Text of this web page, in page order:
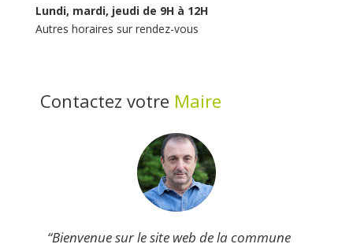
Lundi, mardi, jeudi de 9H à 12H
Autres horaires sur rendez-vous
Contactez votre Maire
“Bienvenue sur le site web de la commune